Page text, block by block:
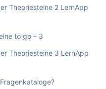
Theoriesteine 2 LernApp
to go – 3
Theoriesteine 3 LernApp